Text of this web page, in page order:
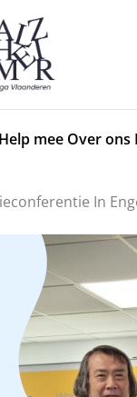
Help mee Over ons
In